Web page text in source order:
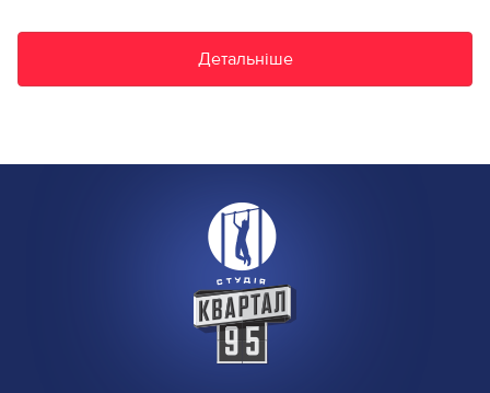
Детальніше